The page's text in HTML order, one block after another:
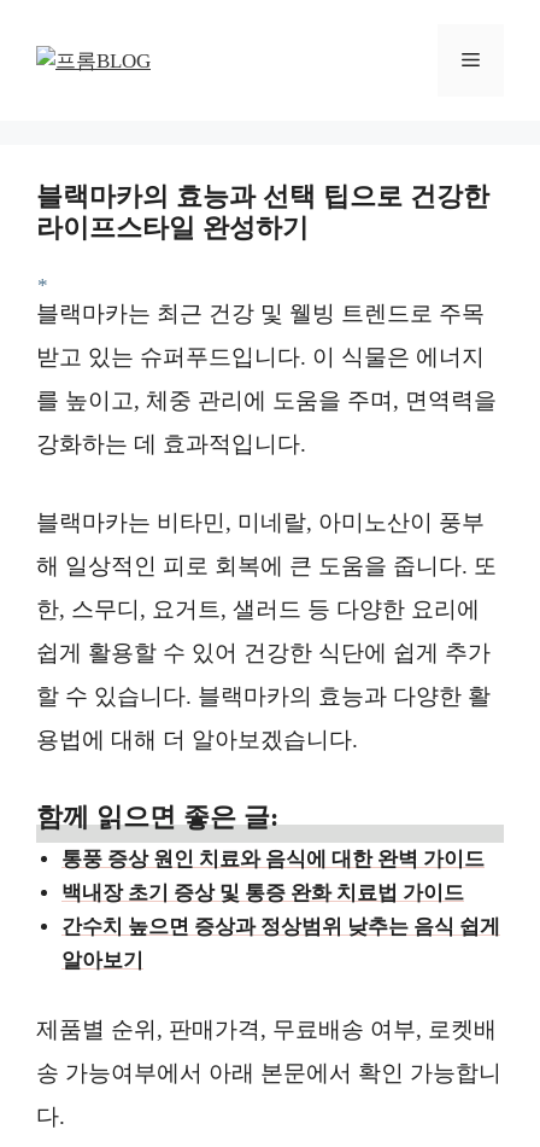
메
블랙마카의 효능과 선택 팁으로 건강한
라이프스타일 완성하기
*
블랙마카는 최근 건강 및 웰빙 트렌드로 주목
받고 있는 슈퍼푸드입니다. 이 식물은 에너지
를 높이고, 체중 관리에 도움을 주며, 면역력을
강화하는 데 효과적입니다.
블랙마카는 비타민, 미네랄, 아미노산이 풍부
해 일상적인 피로 회복에 큰 도움을 줍니다. 또
한, 스무디, 요거트, 샐러드 등 다양한 요리에
쉽게 활용할 수 있어 건강한 식단에 쉽게 추가
할 수 있습니다. 블랙마카의 효능과 다양한 활
용법에 대해 더 알아보겠습니다.
함께 읽으면 좋은 글:
통풍 증상 원인 치료와 음식에 대한 완벽 가이드
백내장 초기 증상 및 통증 완화 치료법 가이드
간수치 높으면 증상과 정상범위 낮추는 음식 쉽게
알아보기
제품별 순위, 판매가격, 무료배송 여부, 로켓배
송 가능여부에서 아래 본문에서 확인 가능합니
다.